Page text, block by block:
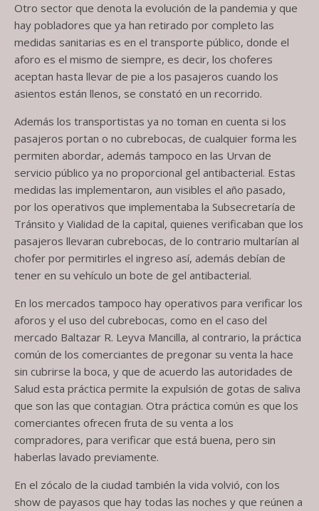
Otro sector que denota la evolución de la pandemia y que
hay pobladores que ya han retirado por completo las
medidas sanitarias es en el transporte público, donde el
aforo es el mismo de siempre, es decir, los choferes
aceptan hasta llevar de pie a los pasajeros cuando los
asientos están llenos, se constató en un recorrido.
Además los transportistas ya no toman en cuenta si los
pasajeros portan o no cubrebocas, de cualquier forma les
permiten abordar, además tampoco en las Urvan de
servicio público ya no proporcional gel antibacterial. Estas
medidas las implementaron, aun visibles el año pasado,
por los operativos que implementaba la Subsecretaría de
Tránsito y Vialidad de la capital, quienes verificaban que los
pasajeros llevaran cubrebocas, de lo contrario multarían al
chofer por permitirles el ingreso así, además debían de
tener en su vehículo un bote de gel antibacterial.
En los mercados tampoco hay operativos para verificar los
aforos y el uso del cubrebocas, como en el caso del
mercado Baltazar R. Leyva Mancilla, al contrario, la práctica
común de los comerciantes de pregonar su venta la hace
sin cubrirse la boca, y que de acuerdo las autoridades de
Salud esta práctica permite la expulsión de gotas de saliva
que son las que contagian. Otra práctica común es que los
comerciantes ofrecen fruta de su venta a los
compradores, para verificar que está buena, pero sin
haberlas lavado previamente.
En el zócalo de la ciudad también la vida volvió, con los
show de payasos que hay todas las noches y que reúnen a